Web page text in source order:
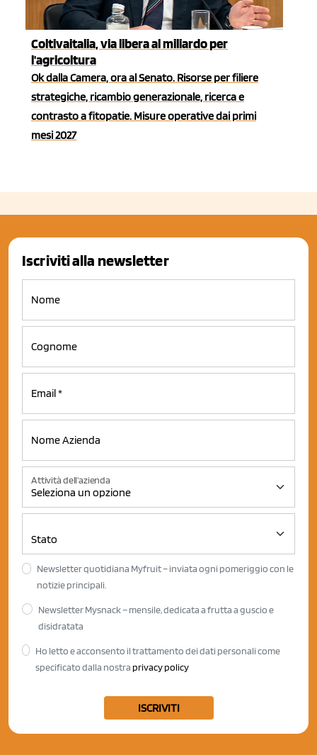
Coltivaitalia, via libera al miliardo per
l'agricoltura
Ok dalla Camera, ora al Senato. Risorse per filiere
strategiche, ricambio generazionale, ricerca e
contrasto a fitopatie. Misure operative dai primi
mesi 2027
Iscriviti alla newsletter
Attività dell'azienda
Newsletter quotidiana Myfruit – inviata ogni pomeriggio con le
notizie principali.
Newsletter Mysnack – mensile, dedicata a frutta a guscio e
disidratata
Ho letto e acconsento il trattamento dei dati personali come
specificato dalla nostra privacy policy
ISCRIVITI